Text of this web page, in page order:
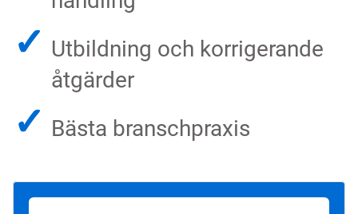
✓ Utbildning och korrigerande
åtgärder
✓ Bästa branschpraxis